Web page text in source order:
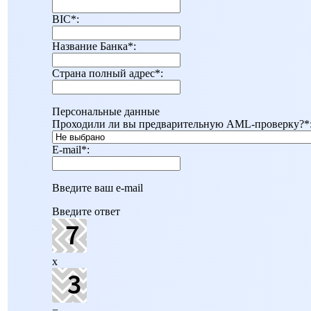
BIC*:
Название Банка*:
Страна полный адрес*:
Персональные данные
Проходили ли вы предварительную AML-проверку?*
E-mail*:
Введите ваш e-mail
Введите ответ
x